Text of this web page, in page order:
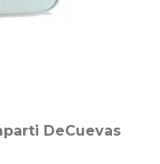
DeCuevas